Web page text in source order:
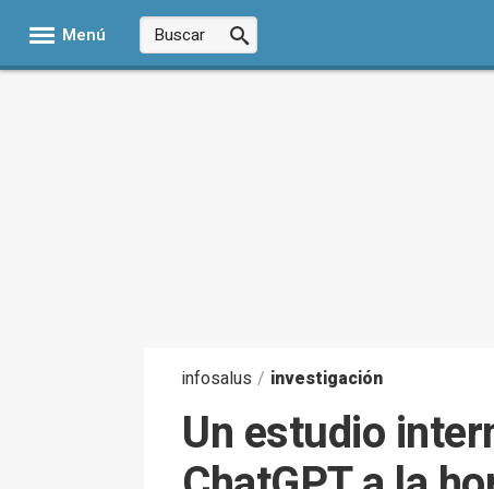
Menú
infosalus / investigación
Un estudio